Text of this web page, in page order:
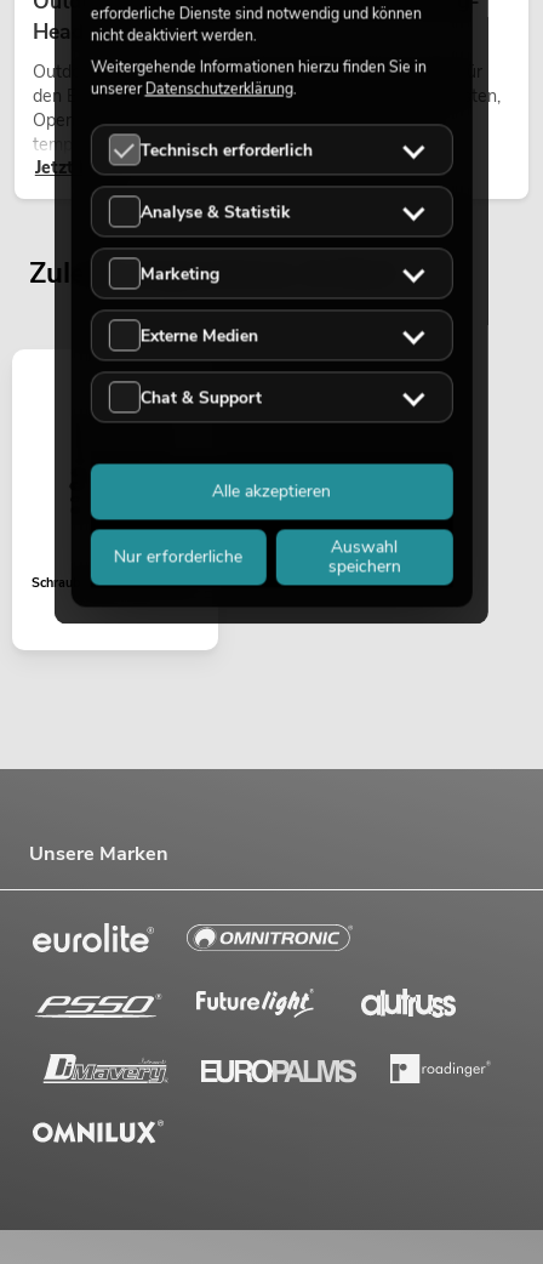
Heads bei Events
Outdoor Moving-Heads sind bewegliche Scheinwerfer für
den Einsatz im Freien. Sie werden bei Festivals, Stadtfesten,
Open-Air-Konzerten, Architekturinszenierungen und
temporären Außeninstallationen eingesetzt.
Jetzt lesen
Zuletzt angesehene Artikel
Schraubensatz M8x70 sw
Unsere Marken
erforderliche Dienste sind notwendig und können
nicht deaktiviert werden.
Weitergehende Informationen hierzu finden Sie in
unsererDatenschutzerklärung.
Technisch erforderlich
Analyse & Statistik
Marketing
Externe Medien
Chat & Support
Nur erforderliche
Auswahl
speichern
Alle akzeptieren